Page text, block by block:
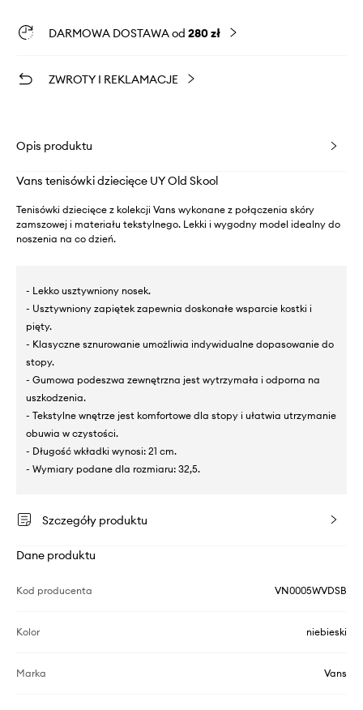
DARMOWA DOSTAWA od 280 zł
ZWROTY I REKLAMACJE
Opis produktu
Vans tenisówki dziecięce UY Old Skool
Tenisówki dziecięce z kolekcji Vans wykonane z połączenia skóry
zamszowej i materiału tekstylnego. Lekki i wygodny model idealny do
noszenia na co dzień.
- Lekko usztywniony nosek.
- Usztywniony zapiętek zapewnia doskonałe wsparcie kostki i
pięty.
- Klasyczne sznurowanie umożliwia indywidualne dopasowanie do
stopy.
- Gumowa podeszwa zewnętrzna jest wytrzymała i odporna na
uszkodzenia.
- Tekstylne wnętrze jest komfortowe dla stopy i ułatwia utrzymanie
obuwia w czystości.
- Długość wkładki wynosi: 21 cm.
- Wymiary podane dla rozmiaru: 32,5.
Szczegóły produktu
Dane produktu
Kod producenta VN0005WVDSB
Kolor niebieski
Marka Vans